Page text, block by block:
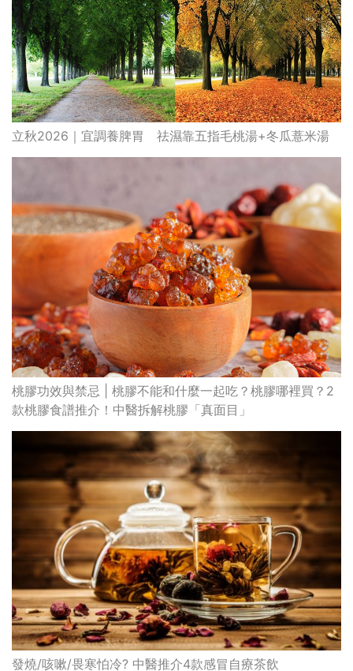
立秋2026｜宜調養脾胃 祛濕靠五指毛桃湯+冬瓜薏米湯
桃膠功效與禁忌 | 桃膠不能和什麼一起吃？桃膠哪裡買？2
款桃膠食譜推介！中醫拆解桃膠「真面目」
發燒/咳嗽/畏寒怕冷? 中醫推介4款感冒自療茶飲